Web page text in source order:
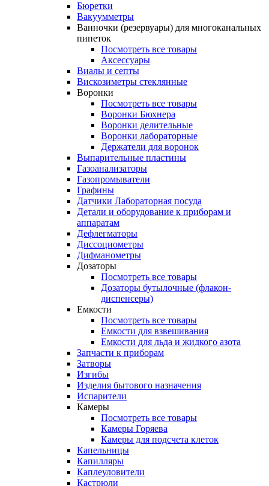
Бюретки
Вакуумметры
Ванночки (резервуары) для многоканальных
пипеток
Посмотреть все товары
Аксессуары
Виалы и септы
Вискозиметры стеклянные
Воронки
Посмотреть все товары
Воронки Бюхнера
Воронки делительные
Воронки лабораторные
Держатели для воронок
Выпарительные пластины
Газоанализаторы
Газопромыватели
Графины
Датчики Лабораторная посуда
Детали и оборудование к приборам и
аппаратам
Дефлегматоры
Диссоциометры
Дифманометры
Дозаторы
Посмотреть все товары
Дозаторы бутылочные (флакон-
диспенсеры)
Емкости
Посмотреть все товары
Емкости для взвешивания
Емкости для льда и жидкого азота
Запчасти к приборам
Затворы
Изгибы
Изделия бытового назначения
Испарители
Камеры
Посмотреть все товары
Камеры Горяева
Камеры для подсчета клеток
Капельницы
Капилляры
Каплеуловители
Кастрюли